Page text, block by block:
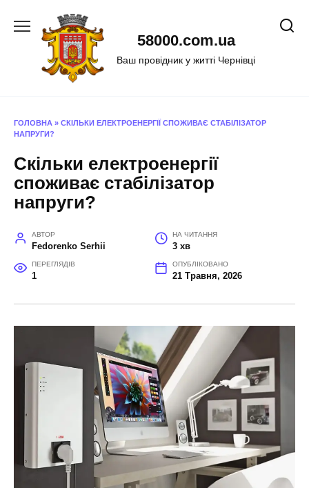
58000.com.ua
Ваш провідник у житті Чернівці
ГОЛОВНА » СКІЛЬКИ ЕЛЕКТРОЕНЕРГІЇ СПОЖИВАЄ СТАБІЛІЗАТОР
НАПРУГИ?
Скільки електроенергії
споживає стабілізатор
напруги?
АВТОР
Fedorenko Serhii
НА ЧИТАННЯ
3 хв
ПЕРЕГЛЯДІВ
1
ОПУБЛІКОВАНО
21 Травня, 2026